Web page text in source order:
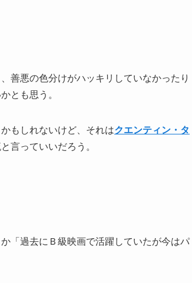
善悪の色分けがハッキリしていなかったり
とも思う。
もしれないけど、それはクエンティン・タ
言っていいだろう。
「過去にＢ級映画で活躍していたが今はパ